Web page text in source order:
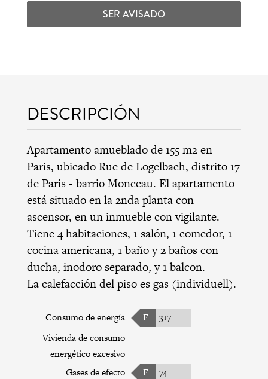
SER AVISADO
DESCRIPCIÓN
Apartamento amueblado de 155 m2 en
Paris, ubicado Rue de Logelbach, distrito 17
de Paris- barrio Monceau. El apartamento
está situado en la 2nda planta con
ascensor, en un inmueble con vigilante.
Tiene 4 habitaciones, 1 salón, 1 comedor, 1
cocina americana, 1 baño y 2 baños con
ducha, inodoro separado, y 1 balcon.
La calefacción del piso es gas (individuell).
Consumo de energía F
317
Vivienda de consumo
energético excesivo
Gases de efecto
F 74